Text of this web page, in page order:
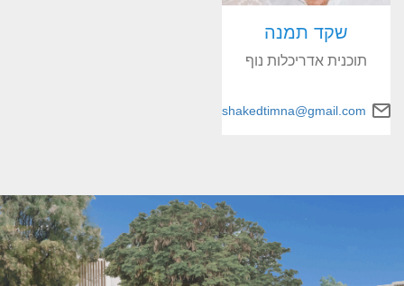
שקד תמנה
תוכנית אדריכלות נוף
shakedtimna@gmail.com